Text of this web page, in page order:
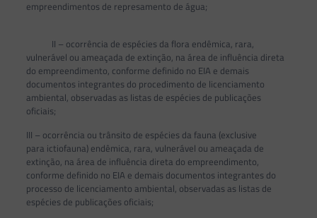
empreendimentos de represamento de água;
II – ocorrência de espécies da flora endêmica, rara,
vulnerável ou ameaçada de extinção, na área de influência direta
do empreendimento, conforme definido no EIA e demais
documentos integrantes do procedimento de licenciamento
ambiental, observadas as listas de espécies de publicações
oficiais;
III – ocorrência ou trânsito de espécies da fauna (exclusive
para ictiofauna) endêmica, rara, vulnerável ou ameaçada de
extinção, na área de influência direta do empreendimento,
conforme definido no EIA e demais documentos integrantes do
processo de licenciamento ambiental, observadas as listas de
espécies de publicações oficiais;